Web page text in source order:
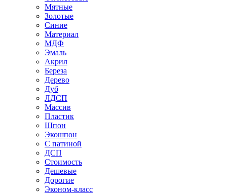
Мятные
Золотые
Синие
Материал
МДФ
Эмаль
Акрил
Береза
Дерево
Дуб
ЛДСП
Массив
Пластик
Шпон
Экошпон
С патиной
ДСП
Стоимость
Дешевые
Дорогие
Эконом-класс